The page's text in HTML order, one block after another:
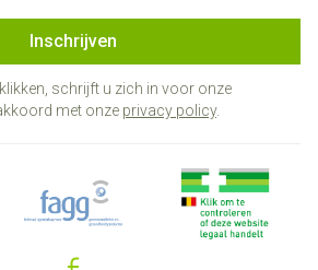
Inschrijven
schrijft u zich in voor onze
met onze privacy policy.